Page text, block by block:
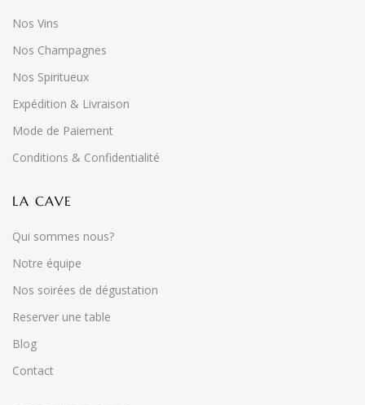
Nos Vins
Nos Champagnes
Nos Spiritueux
Expédition & Livraison
Mode de Paiement
Conditions & Confidentialité
LA CAVE
Qui sommes nous?
Notre équipe
Nos soirées de dégustation
Reserver une table
Blog
Contact